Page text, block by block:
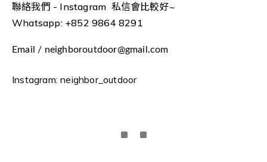
聯絡我們 - Instagram 私信會比較好~
Whatsapp: +852 9864 8291
Email / neighboroutdoor@gmail.com
Instagram: neighbor_outdoor